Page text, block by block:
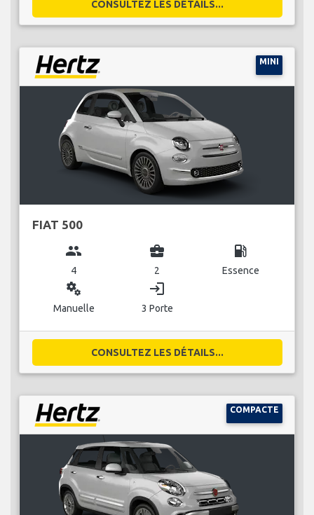
CONSULTEZ LES DÉTAILS...
MINI
FIAT 500
group
4
business_center
2
local_gas_station
Essence
miscellaneous_services
Manuelle
login
3 Porte
CONSULTEZ LES DÉTAILS...
COMPACTE